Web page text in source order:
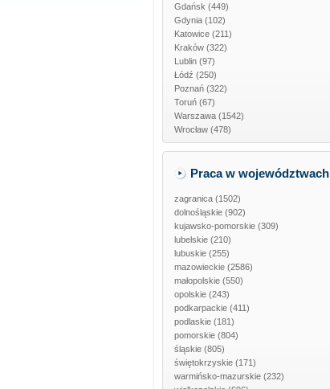
Gdańsk (449)
Gdynia (102)
Katowice (211)
Kraków (322)
Lublin (97)
Łódź (250)
Poznań (322)
Toruń (67)
Warszawa (1542)
Wrocław (478)
Praca w województwach
zagranica (1502)
dolnośląskie (902)
kujawsko-pomorskie (309)
lubelskie (210)
lubuskie (255)
mazowieckie (2586)
małopolskie (550)
opolskie (243)
podkarpackie (411)
podlaskie (181)
pomorskie (804)
śląskie (805)
świętokrzyskie (171)
warmińsko-mazurskie (232)